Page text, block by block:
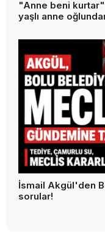
Boluspor'un
Bayrak: "Bu